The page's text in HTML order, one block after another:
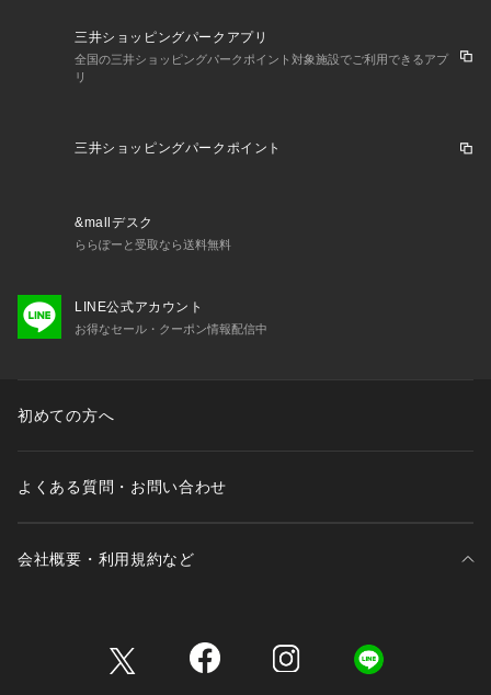
【アジャスター】なし
━━━━━━━━━━━━
Daily （日々の）、Dear （大事な ）、 Dad （パパ）
  　パパもお揃いで着たくなるくらいファッショナブル。
デイリー使いできるロープライスアイテムを提案します。
3歳-12歳 Girls・Boys（90-150cm）
  大人：FREE（ワンサイズ）
三井ショッピングパークアプリ
全国の三井ショッピングパークポイント対象施設でご利用できるアプ
リ
三井ショッピングパークポイント
&mallデスク
ららぽーと受取なら送料無料
LINE公式アカウント
お得なセール・クーポン情報配信中
初めての方へ
よくある質問・お問い合わせ
会社概要・利用規約など